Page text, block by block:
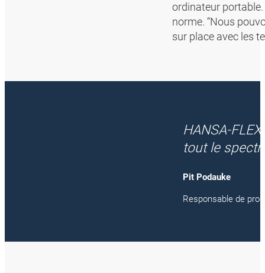
ordinateur
norme. “Nous
sur place avec les
HANSA-
tout le
Pit Podauke
Responsable de